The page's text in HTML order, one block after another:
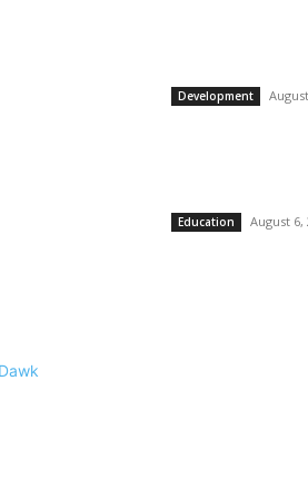
Development
Education August 6,